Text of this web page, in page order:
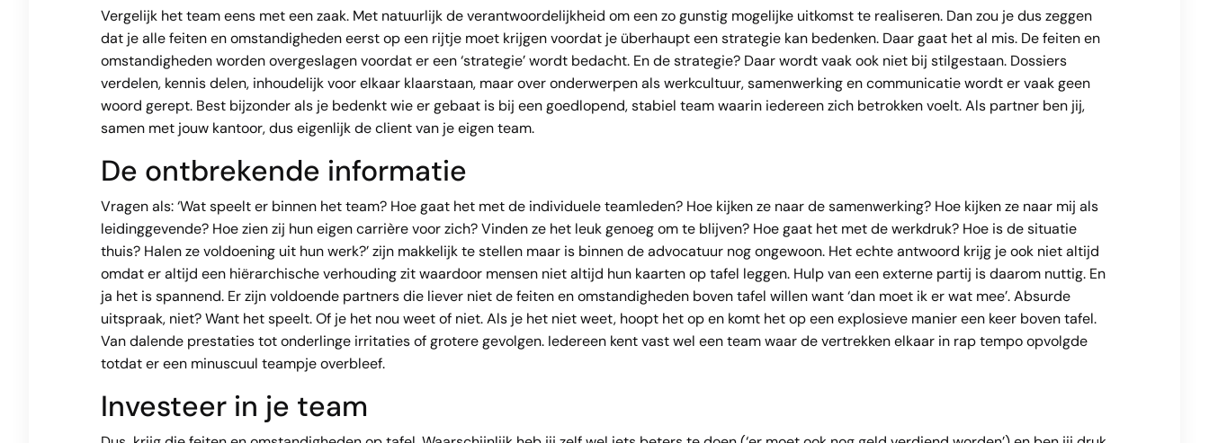
Vergelijk het team eens met een zaak. Met natuurlijk de verantwoordelijkheid om een zo gunstig mogelijke uitkomst te realiseren. Dan zou je dus zeggen
dat je alle feiten en omstandigheden eerst op een rijtje moet krijgen voordat je überhaupt een strategie kan bedenken. Daar gaat het al mis. De feiten en
omstandigheden worden overgeslagen voordat er een ‘strategie’ wordt bedacht. En de strategie? Daar wordt vaak ook niet bij stilgestaan. Dossiers
verdelen, kennis delen, inhoudelijk voor elkaar klaarstaan, maar over onderwerpen als werkcultuur, samenwerking en communicatie wordt er vaak geen
woord gerept. Best bijzonder als je bedenkt wie er gebaat is bij een goedlopend, stabiel team waarin iedereen zich betrokken voelt. Als partner ben jij,
samen met jouw kantoor, dus eigenlijk de client van je eigen team.
De ontbrekende informatie
Vragen als: ‘Wat speelt er binnen het team? Hoe gaat het met de individuele teamleden? Hoe kijken ze naar de samenwerking? Hoe kijken ze naar mij als
leidinggevende? Hoe zien zij hun eigen carrière voor zich? Vinden ze het leuk genoeg om te blijven? Hoe gaat het met de werkdruk? Hoe is de situatie
thuis? Halen ze voldoening uit hun werk?’ zijn makkelijk te stellen maar is binnen de advocatuur nog ongewoon. Het echte antwoord krijg je ook niet altijd
omdat er altijd een hiërarchische verhouding zit waardoor mensen niet altijd hun kaarten op tafel leggen. Hulp van een externe partij is daarom nuttig. En
ja het is spannend. Er zijn voldoende partners die liever niet de feiten en omstandigheden boven tafel willen want ‘dan moet ik er wat mee’. Absurde
uitspraak, niet? Want het speelt. Of je het nou weet of niet. Als je het niet weet, hoopt het op en komt het op een explosieve manier een keer boven tafel.
Van dalende prestaties tot onderlinge irritaties of grotere gevolgen. Iedereen kent vast wel een team waar de vertrekken elkaar in rap tempo opvolgde
totdat er een minuscuul teampje overbleef.
Investeer in je team